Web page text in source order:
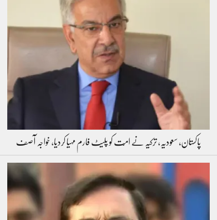
پاکستان، سعودیہ، ترکیہ نے امّت کو پلیٹ فارم مہیا کردیا، خواجہ آصف